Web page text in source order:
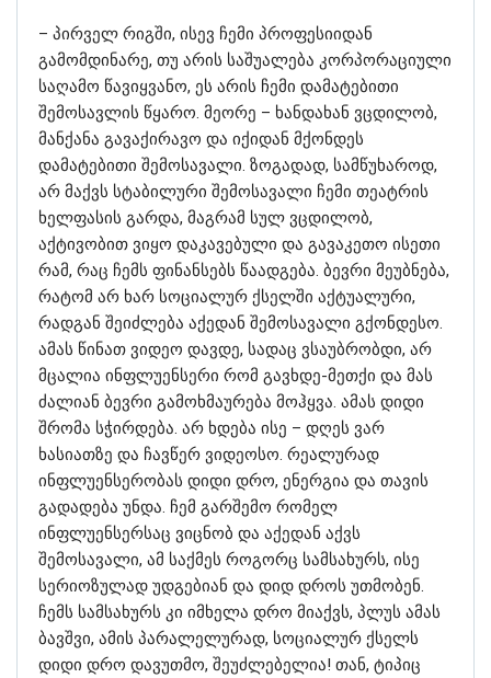
– პირველ რიგში, ისევ ჩემი პროფესიიდან
გამომდინარე, თუ არის საშუალება კორპორაციული
საღამო წავიყვანო, ეს არის ჩემი დამატებითი
შემოსავლის წყარო. მეორე – ხანდახან ვცდილობ,
მანქანა გავაქირავო და იქიდან მქონდეს
დამატებითი შემოსავალი. ზოგადად, სამწუხაროდ,
არ მაქვს სტაბილური შემოსავალი ჩემი თეატრის
ხელფასის გარდა, მაგრამ სულ ვცდილობ,
აქტივობით ვიყო დაკავებული და გავაკეთო ისეთი
რამ, რაც ჩემს ფინანსებს წაადგება. ბევრი მეუბნება,
რატომ არ ხარ სოციალურ ქსელში აქტუალური,
რადგან შეიძლება აქედან შემოსავალი გქონდესო.
ამას წინათ ვიდეო დავდე, სადაც ვსაუბრობდი, არ
მცალია ინფლუენსერი რომ გავხდე-მეთქი და მას
ძალიან ბევრი გამოხმაურება მოჰყვა. ამას დიდი
შრომა სჭირდება. არ ხდება ისე – დღეს ვარ
ხასიათზე და ჩავწერ ვიდეოსო. რეალურად
ინფლუენსერობას დიდი დრო, ენერგია და თავის
გადადება უნდა. ჩემ გარშემო რომელ
ინფლუენსერსაც ვიცნობ და აქედან აქვს
შემოსავალი, ამ საქმეს როგორც სამსახურს, ისე
სერიოზულად უდგებიან და დიდ დროს უთმობენ.
ჩემს სამსახურს კი იმხელა დრო მიაქვს, პლუს ამას
ბავშვი, ამის პარალელურად, სოციალურ ქსელს
დიდი დრო დავუთმო, შეუძლებელია! თან, ტიპიც